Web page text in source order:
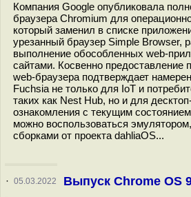
Компания Google опубликовала
браузера Chromium для
который заменил в списке
урезанный браузер Simple Browser,
выполнение обособленных web-
сайтами. Косвенно предоставление
web-браузера подтверждает
Fuchsia не только для IoT и
таких как Nest Hub, но и для
ознакомления с текущим
можно воспользоваться
сборками от проекта dahliaOS...
· 05.03.2022 Выпуск Chrome OS